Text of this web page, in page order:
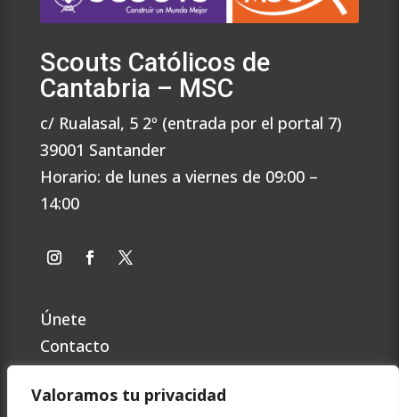
Valoramos tu privacidad
Scouts Católicos de
Cantabria – MSC
c/ Rualasal, 5 2º (entrada por el portal 7)
39001 Santander
Horario: de lunes a viernes de 09:00 –
14:00
Únete
Contacto
Política de privacidad